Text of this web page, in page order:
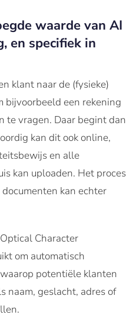
waarde van AI
en specifiek in
klant naar de (fysieke)
bijvoorbeeld een rekening
te vragen. Daar begint dan
kan dit ook online,
en alle
kan uploaden. Het proces
kan echter
Character
om automatisch
potentiële klanten
naam, geslacht, adres of